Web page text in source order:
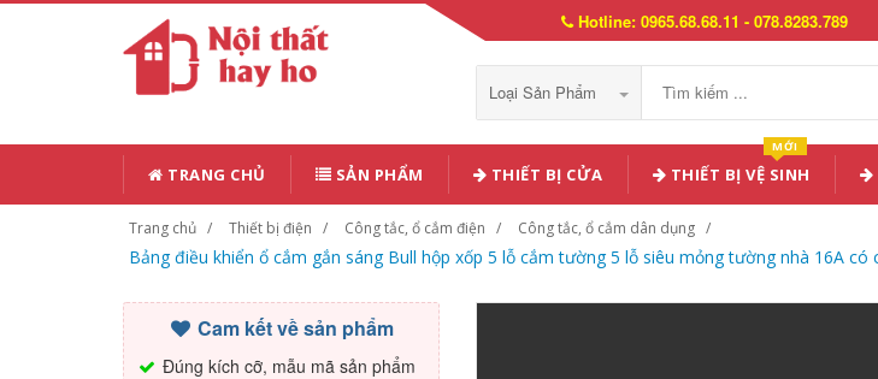
Hotline: 0965.68.68.11 - 078.8283.789
Loại Sản Phẩm
TRANG CHỦ SẢN PHẨM THIẾT BỊ CỬA THIẾT BỊ VỆ SINH
MỚI
Trang chủ Thiết bị điện Công tắc, ổ cắm điện Công tắc, ổ cắm dân dụng
Bảng điều khiển ổ cắm gắn sáng Bull hộp xốp 5 lỗ cắm tường 5 lỗ siêu mỏng tường nhà 16A
Cam kết về sản phẩm
Đúng kích cỡ, mẫu mã sản phẩm